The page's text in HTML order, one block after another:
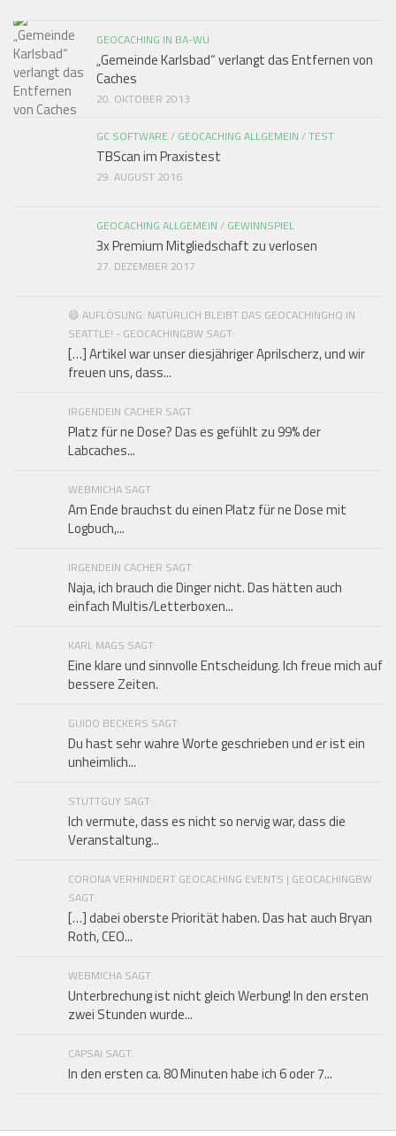
GEOCACHING IN BA-WÜ
„Gemeinde Karlsbad“ verlangt das Entfernen von
Caches
20. OKTOBER 2013
GC SOFTWARE / GEOCACHING ALLGEMEIN /TEST
TBScan im Praxistest
29. AUGUST 2016
GEOCACHING ALLGEMEIN / GEWINNSPIEL
3x Premium Mitgliedschaft zu verlosen
27. DEZEMBER 2017
😄 AUFLÖSUNG: NATÜRLICH BLEIBT DAS GEOCACHINGHQ IN
SEATTLE! - GEOCACHINGBW SAGT:
[…] Artikel war unser diesjähriger Aprilscherz, und wir
freuen uns, dass...
IRGENDEIN CACHER SAGT:
Platz für ne Dose? Das es gefühlt zu 99% der
Labcaches...
WEBMICHA SAGT:
Am Ende brauchst du einen Platz für ne Dose mit
Logbuch,...
IRGENDEIN CACHER SAGT:
Naja, ich brauch die Dinger nicht. Das hätten auch
einfach Multis/Letterboxen...
KARL MAGS SAGT:
Eine klare und sinnvolle Entscheidung. Ich freue mich auf
bessere Zeiten.
GUIDO BECKERS SAGT:
Du hast sehr wahre Worte geschrieben und er ist ein
unheimlich...
STUTTGUY SAGT:
Ich vermute, dass es nicht so nervig war, dass die
Veranstaltung...
CORONA VERHINDERT GEOCACHING EVENTS | GEOCACHINGBW
SAGT:
[…] dabei oberste Priorität haben. Das hat auch Bryan
Roth, CEO...
WEBMICHA SAGT:
Unterbrechung ist nicht gleich Werbung! In den ersten
zwei Stunden wurde...
CAPSAI SAGT:
In den ersten ca. 80 Minuten habe ich 6 oder 7...